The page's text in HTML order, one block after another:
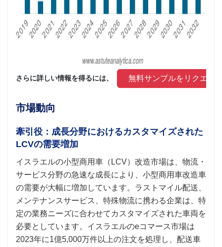
さらに詳しい情報を得るには、 無料サンプルをリクエス
市場動向
牽引役：成長分野におけるカスタマイズされた
LCVの需要増加
イスラエルの小型商用車（LCV）改造市場は、物流・
サービス分野の急速な成長により、小型商用車改造車
の需要が大幅に増加しています。ラストマイル配送、
メンテナンスサービス、特殊物流に携わる企業は、特
定の業務ニーズに合わせてカスタマイズされた車両を
必要としています。イスラエルのeコマース市場は
2023年に1億5,000万件以上の注文を処理し、配送車